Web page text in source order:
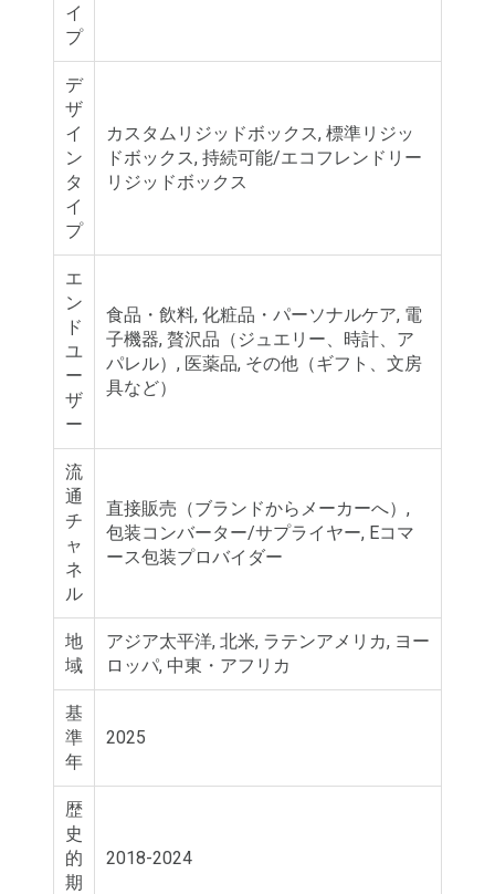
イ
プ
デ
ザ
イ
ン
タ
イ
プ
カスタムリジッドボックス, 標準リジッ
ドボックス, 持続可能/エコフレンドリー
リジッドボックス
エ
ン
ド
ユ
ー
ザ
ー
食品・飲料, 化粧品・パーソナルケア, 電
子機器, 贅沢品（ジュエリー、時計、ア
パレル）, 医薬品, その他（ギフト、文房
具など）
流
通
チ
ャ
ネ
ル
直接販売（ブランドからメーカーへ）,
包装コンバーター/サプライヤー, Eコマ
ース包装プロバイダー
地
域
アジア太平洋, 北米, ラテンアメリカ, ヨー
ロッパ, 中東・アフリカ
基
準
年
2025
歴
史
的
期
2018-2024